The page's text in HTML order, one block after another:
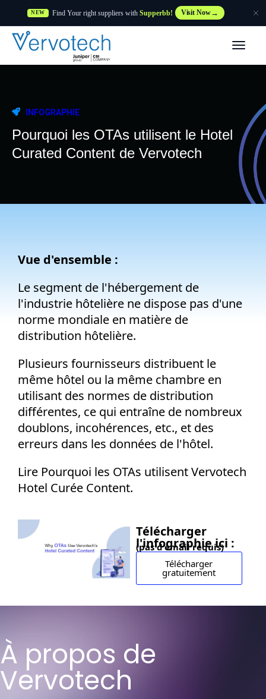
NEW Find Your right suppliers with Supperbb! Visit Now
INFOGRAPHIE
Pourquoi les OTAs utilisent le Hotel
Curated Content de Vervotech
Vue d'ensemble :
Le segment de l'hébergement de
l'industrie hôtelière ne dispose pas d'une
norme mondiale en matière de
distribution hôtelière.
Plusieurs fournisseurs distribuent le
même hôtel ou la même chambre en
utilisant des normes de distribution
différentes, ce qui entraîne de nombreux
doublons, incohérences, etc., et des
erreurs dans les données de l'hôtel.
Lire Pourquoi les OTAs utilisentVervotech
Hotel Curée Content.
Télécharger
l'infographie ici :
(pas d'email requis)
Télécharger
gratuitement
À propos de
Vervotech
Caractéristiques
Ressources
Tarification
Soutien